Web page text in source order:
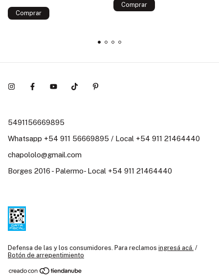
5491156669895
Whatsapp +54 911 56669895 / Local +54 911 21464440
chapololo@gmail.com
Borges 2016 - Palermo- Local +54 911 21464440
Defensa de las y los consumidores. Para reclamos ingresá acá. /
Botón de arrepentimiento